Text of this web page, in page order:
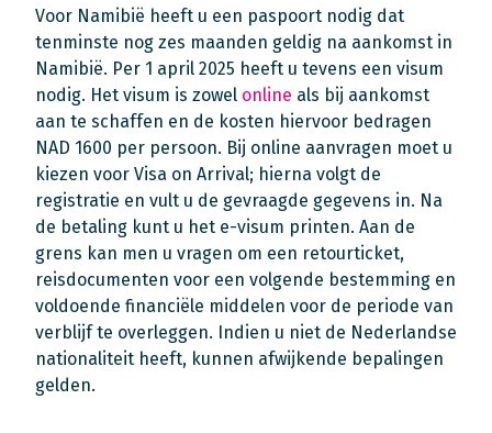
Voor Namibië heeft u een paspoort nodig dat
tenminste nog zes maanden geldig na aankomst in
Namibië. Per 1 april 2025 heeft u tevens een visum
nodig. Het visum is zowel online als bij aankomst
aan te schaffen en de kosten hiervoor bedragen
NAD 1600 per persoon. Bij online aanvragen moet u
kiezen voor Visa on Arrival; hierna volgt de
registratie en vult u de gevraagde gegevens in. Na
de betaling kunt u het e-visum printen. Aan de
grens kan men u vragen om een retourticket,
reisdocumenten voor een volgende bestemming en
voldoende financiële middelen voor de periode van
verblijf te overleggen. Indien u niet de Nederlandse
nationaliteit heeft, kunnen afwijkende bepalingen
gelden.